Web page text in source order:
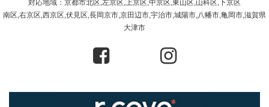
対応地域：京都市北区,左京区,上京区,中京区,東山区,山科区,下京区
南区,右京区,西京区,伏見区,長岡京市,京田辺市,宇治市,城陽市,八幡市,亀岡市,滋賀県
大津市